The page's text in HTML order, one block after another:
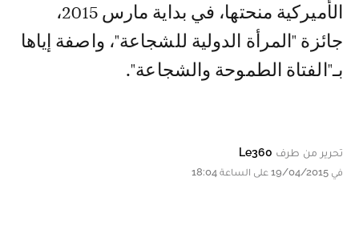
الأميركية منحتها، في بداية مارس 2015،
جائزة "المرأة الدولية للشجاعة"، واصفة إياها
بـ"الفتاة الطموحة والشجاعة".
تحرير من طرف Le360
في 19/04/2015 على الساعة 18:04